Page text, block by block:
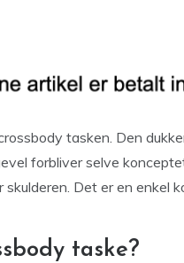
tasken. Den
forbliver selve
Det er en enkel
taske?